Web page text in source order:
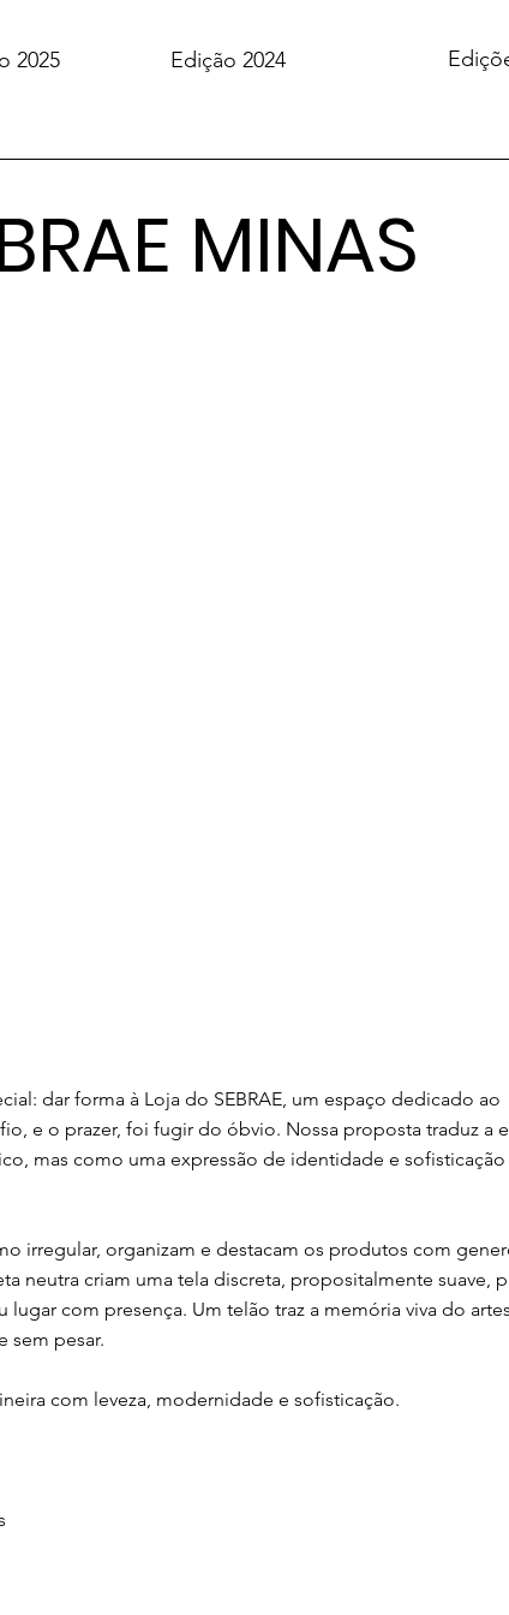
2025 Edição 2024
MINAS
dar forma à Loja do SEBRAE, um espaço dedicado ao
e o prazer, foi fugir do óbvio. Nossa proposta traduz a
mas como uma expressão de identidade e sofisticação
irregular, organizam e destacam os produtos com
neutra criam uma tela discreta, propositalmente suave,
com presença. Um telão traz a memória viva do
sem pesar.
com leveza, modernidade e sofisticação.